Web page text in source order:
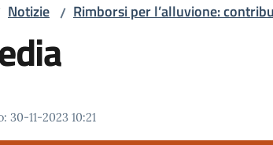
Notizie / Rimborsi per l’alluvione:
: 30-11-2023 10:21